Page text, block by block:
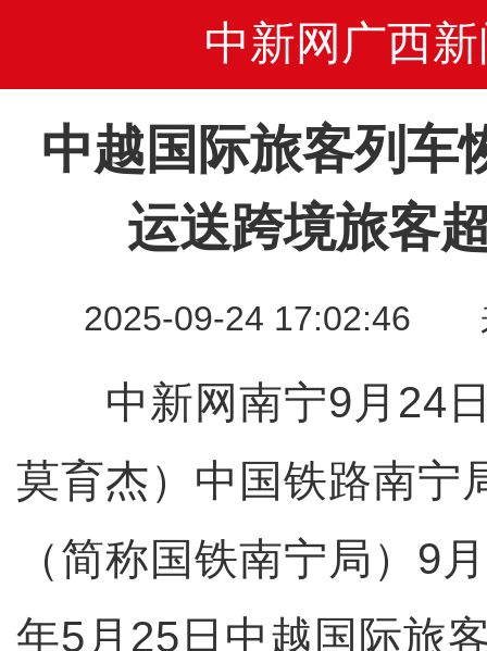
中新网广西新
中越国际旅客列车
运送跨境旅客
2025-09-24 17:02:46
中新网南宁9月24日
莫育杰）中国铁路南宁
（简称国铁南宁局）9
年5月25日中越国际旅